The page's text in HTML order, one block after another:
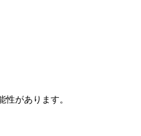
があります。